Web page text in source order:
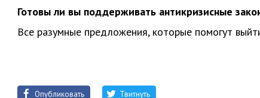
Готовы ли вы поддерживать антикризисные
Все разумные предложения, которые помогут
Опубликовать Твитнуть